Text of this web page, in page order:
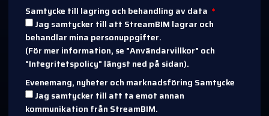
Samtycke till lagring och behandling av data
Jag samtycker till att StreamBIM lagrar och
behandlar mina personuppgifter.
(För mer information, se "Användarvillkor" och
"Integritetspolicy" längst ned på sidan).
Evenemang, nyheter och marknadsföring Samtycke
Jag samtycker till att ta emot annan
kommunikation från StreamBIM.